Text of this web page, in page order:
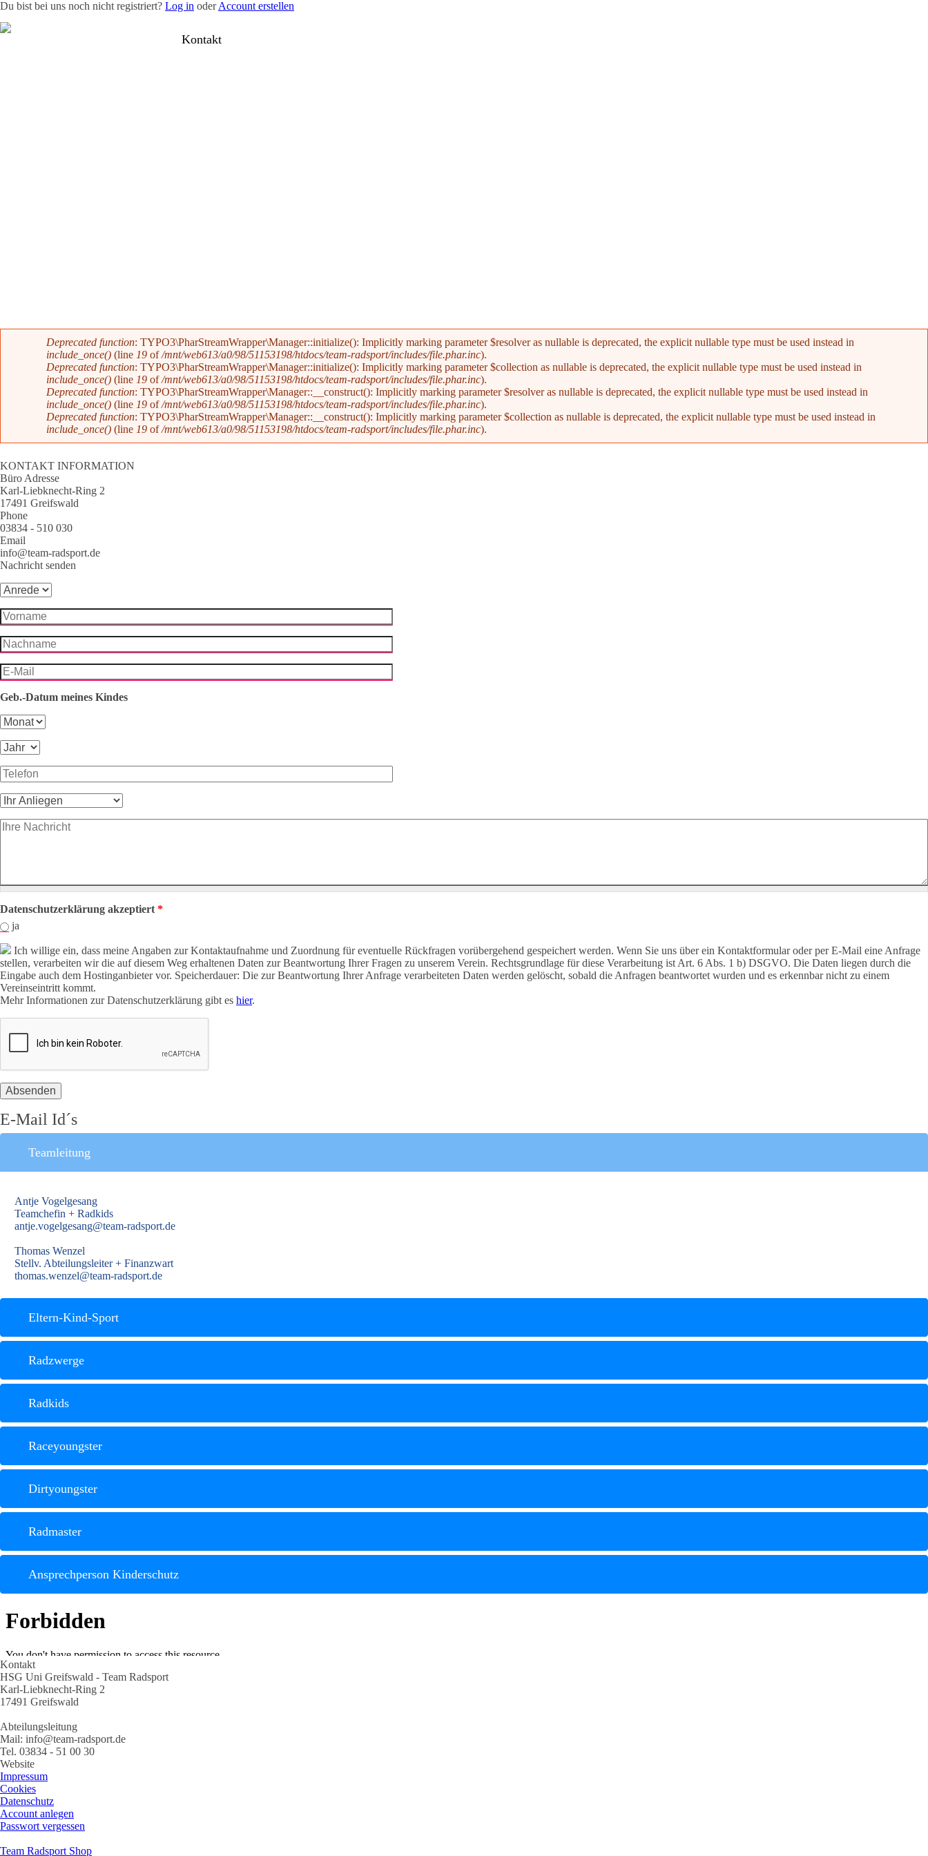
Du bist bei uns noch nicht registriert? Log in oderAccount erstellen
Kontakt
Fehlermeldung
Deprecated function: TYPO3\PharStreamWrapper\Manager::initialize(): Implicitly marking parameter $resolver as nullable is deprecated, the explicit nullable type must be used instead in
include_once() (line 19 of/mnt/web613/a0/98/51153198/htdocs/team-radsport/includes/file.phar.inc).
Deprecated function: TYPO3\PharStreamWrapper\Manager::initialize(): Implicitly marking parameter $collection as nullable is deprecated, the explicit nullable type must be used instead in
include_once() (line 19 of/mnt/web613/a0/98/51153198/htdocs/team-radsport/includes/file.phar.inc).
Deprecated function: TYPO3\PharStreamWrapper\Manager::__construct(): Implicitly marking parameter $resolver as nullable is deprecated, the explicit nullable type must be used instead in
include_once() (line 19 of/mnt/web613/a0/98/51153198/htdocs/team-radsport/includes/file.phar.inc).
Deprecated function: TYPO3\PharStreamWrapper\Manager::__construct(): Implicitly marking parameter $collection as nullable is deprecated, the explicit nullable type must be used instead in
include_once() (line 19 of/mnt/web613/a0/98/51153198/htdocs/team-radsport/includes/file.phar.inc).
KONTAKT INFORMATION
Büro Adresse
Karl-Liebknecht-Ring 2
17491 Greifswald
Phone
03834 - 510 030
Email
info@team-radsport.de
Nachricht senden
Anrede*
Vorname
Nachname*
E-Mail
Geb.-Datum meines Kindes
Tag
Monat
Jahr
Telefon
Ihr Anliegen*
Ihre Nachricht
Datenschutzerklärung akzeptiert *
ja
Ich willige ein, dass meine Angaben zur Kontaktaufnahme und Zuordnung für eventuelle Rückfragen vorübergehend gespeichert werden. Wenn Sie uns über ein Kontaktformular oder per E-Mail eine Anfrage
stellen, verarbeiten wir die auf diesem Weg erhaltenen Daten zur Beantwortung Ihrer Fragen zu unserem Verein. Rechtsgrundlage für diese Verarbeitung ist Art. 6 Abs. 1 b) DSGVO. Die Daten liegen durch die
Eingabe auch dem Hostinganbieter vor. Speicherdauer: Die zur Beantwortung Ihrer Anfrage verarbeiteten Daten werden gelöscht, sobald die Anfragen beantwortet wurden und es erkennbar nicht zu einem
Vereinseintritt kommt.
Mehr Informationen zur Datenschutzerklärung gibt es hier.
E-Mail Id´s
Teamleitung
Antje Vogelgesang
Teamchefin + Radkids
antje.vogelgesang@team-radsport.de
Thomas Wenzel
Stellv. Abteilungsleiter + Finanzwart
thomas.wenzel@team-radsport.de
Eltern-Kind-Sport
Radzwerge
Radkids
Raceyoungster
Dirtyoungster
Radmaster
Ansprechperson Kinderschutz
Kontakt
HSG Uni Greifswald - Team Radsport
Karl-Liebknecht-Ring 2
17491 Greifswald
Abteilungsleitung
Mail: info@team-radsport.de
Tel. 03834 - 51 00 30
Website
Impressum
Cookies
Datenschutz
Account anlegen
Passwort vergessen
Team Radsport Shop